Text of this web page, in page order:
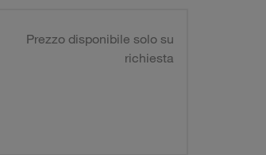
Prezzo disponibile solo su
richiesta